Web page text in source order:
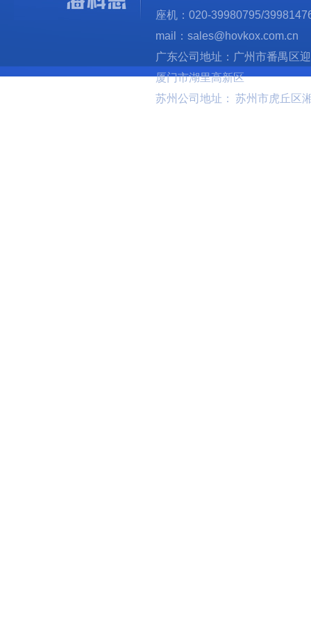
座机：020-39980795/
mail：sales@hovkox.com.cn
广东公司地址：广州市番禺区
厦门市湖里高新区
苏州公司地址： 苏州市虎丘区